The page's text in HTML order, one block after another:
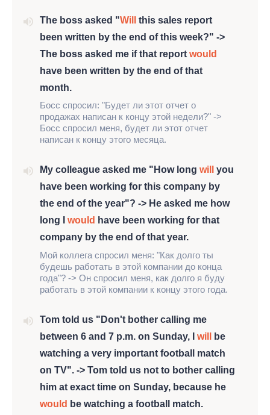
The boss asked "Will
this sales report
been written by the end of this week?" ->
The boss asked me if that report would
have been written by the end of that
month.
Босс спросил: "Будет ли этот отчет о
продажах написан к концу этой недели?" ->
Босс спросил меня, будет ли этот отчет
написан к концу этого месяца.
My colleague asked me "How long will
you
have been working for this company by
the end of the year"? -> He asked me how
long I would have been working for that
company by the end of that year.
Мой коллега спросил меня: "Как долго ты
будешь работать в этой компании до конца
года"? -> Он спросил меня, как долго я буду
работать в этой компании к концу этого года.
Tom told us "Don't bother calling me
between 6 and 7 p.m. on Sunday, I will
be
watching a very important football match
on TV". -> Tom told us not to bother calling
him at exact time on Sunday, because he
would be watching a football match.